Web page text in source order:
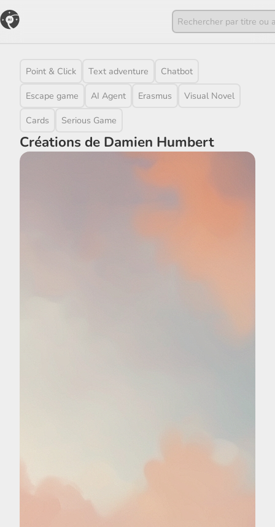
Point & Click Text adventure
Chatbot
Escape game
AI Agent Erasmus
Visual Novel
Cards
Serious Game
Créations de Damien Humbert